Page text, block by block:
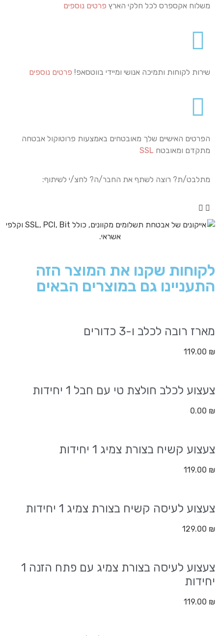
משלוח אקספרס לכל חלקי הארץ פרטים נוספים
שירות לקוחות ותמיכה אנושי ומיידי בווטסאפ! פרטים נוספים
הפרטים האישיים שלך מאובטחים באמצעות פרוטוקול אבטחה
מתקדם ומאובטח SSL
מתלבט/ת? רוצה לשתף את החבר/ה? לחצ/י לשיתוף:
לקוחות שקנו את המוצר הזה
התעניינו גם במוצרים הבאים
מארז רובה לכלב ו-3 כדורים
119.00 ₪
צעצוע לכלב חולצת טי עם חבל 1 יחידות
0.00 ₪
צעצוע קשיח בצורת צמיג 1 יחידות
119.00 ₪
צעצוע לעיסה קשיח בצורת צמיג 1 יחידות
129.00 ₪
צעצוע לעיסה בצורת צמיג עם פתח הזנה 1
יחידות
119.00 ₪